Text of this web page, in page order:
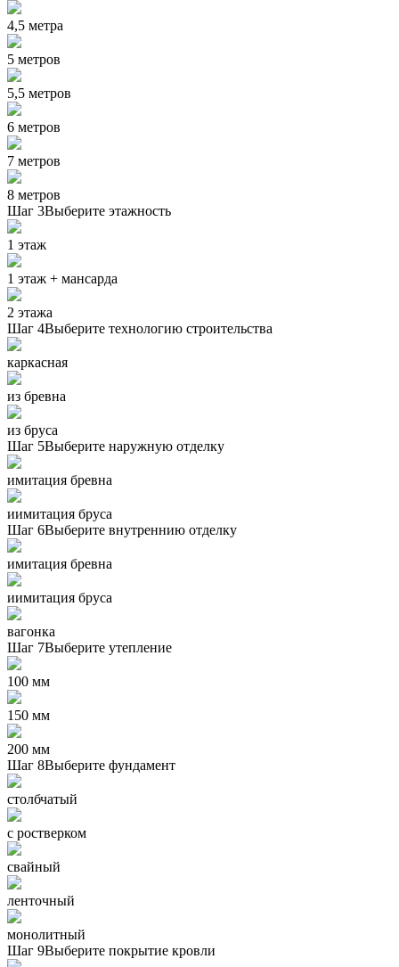
4,5 метра
5 метров
5,5 метров
6 метров
7 метров
8 метров
Шаг 3Выберите этажность
1 этаж
1 этаж + мансарда
2 этажа
Шаг 4Выберите технологию строительства
каркасная
из бревна
из бруса
Шаг 5Выберите наружную отделку
имитация бревна
иимитация бруса
Шаг 6Выберите внутреннию отделку
имитация бревна
иимитация бруса
вагонка
Шаг 7Выберите утепление
100 мм
150 мм
200 мм
Шаг 8Выберите фундамент
столбчатый
с ростверком
свайный
ленточный
монолитный
Шаг 9Выберите покрытие кровли